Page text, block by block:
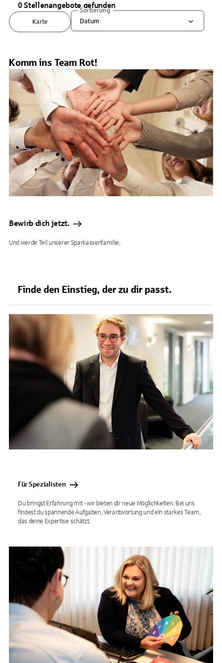
0 Stellenangebote gefunden
Karte
Sortierung
Datum
Komm ins Team Rot!
Bewirb dich jetzt.
Und werde Teil unserer Sparkassenfamilie.
Finde den Einstieg, der zu dir passt.
Für Spezialisten
Du bringst Erfahrung mit - wir bieten dir neue Möglichkeiten. Bei uns
findest du spannende Aufgaben, Verantwortung und ein starkes Team,
das deine Expertise schätzt.